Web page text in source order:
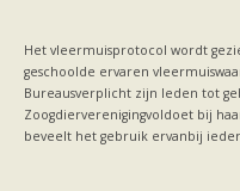
Meervleermuis
Mopsvleermuis
Noordse
Rosse vleermuis
Ruige
Het vleermuisprotocol wordt
geschoolde ervaren
Bureausverplicht zijn leden tot
Zoogdierverenigingvoldoet bij
beveelt het gebruik ervanbij